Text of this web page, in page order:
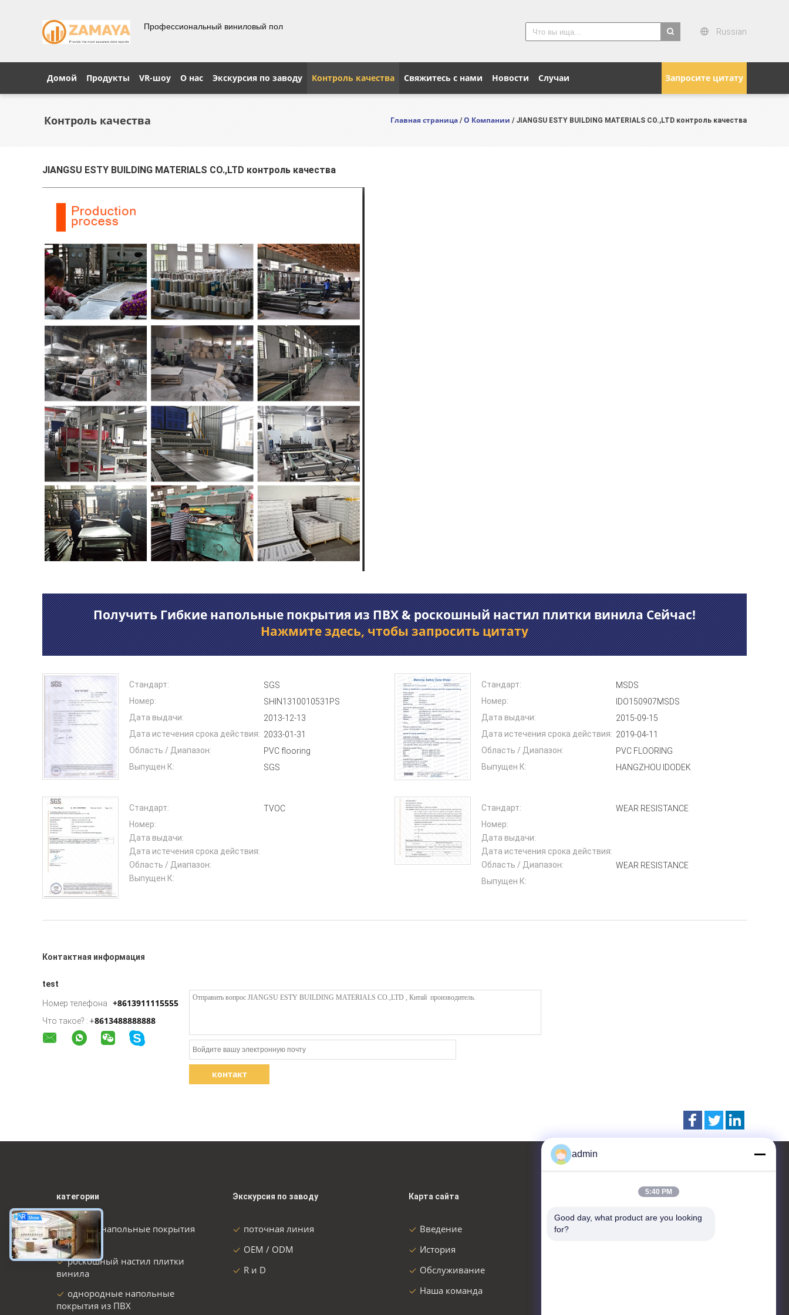
Профессиональный виниловый пол
Russian
Запросите цитату
Домой Продукты VR-шоу О нас Экскурсия по заводу Контроль качества Свяжитесь с нами Новости Случаи
Контроль качества Главная страница /О Компании/ JIANGSU ESTY BUILDING MATERIALS CO.,LTD контроль качества
JIANGSU ESTY BUILDING MATERIALS CO.,LTD контроль качества
Получить Гибкие напольные покрытия из ПВХ & роскошный настил плитки винила Сейчас!
Нажмите здесь, чтобы запросить цитату
Стандарт:
SGS
Номер:
SHIN1310010531PS
Дата выдачи:
2013-12-13
Дата истечения срока действия: 2033-01-31
Область / Диапазон:
PVC flooring
Выпущен К:
SGS
Стандарт:
MSDS
Номер:
IDO150907MSDS
Дата выдачи:
2015-09-15
Дата истечения срока действия: 2019-04-11
Область / Диапазон:
PVC FLOORING
Выпущен К:
HANGZHOU IDODEK
Стандарт:
TVOC
Номер:
Дата выдачи:
Дата истечения срока действия:
Область / Диапазон:
Выпущен К:
Стандарт:
WEAR RESISTANCE
Номер:
Дата выдачи:
Дата истечения срока действия:
Область / Диапазон:
WEAR RESISTANCE
Выпущен К:
Контактная информация
test
Номер телефона : +8613911115555
Что такое? : +8613488888888
контакт
категории
Гибкие напольные покрытия
из ПВХ
роскошный настил плитки
винила
однородные напольные
покрытия из ПВХ
Экскурсия по заводу
поточная линия
OEM / ODM
R и D
Карта сайта
Введение
История
Обслуживание
Наша команда
контактные данные
JIANGSU ESTY BUILDING
admin
5:40 PM
Good day, what product are you looking
for?